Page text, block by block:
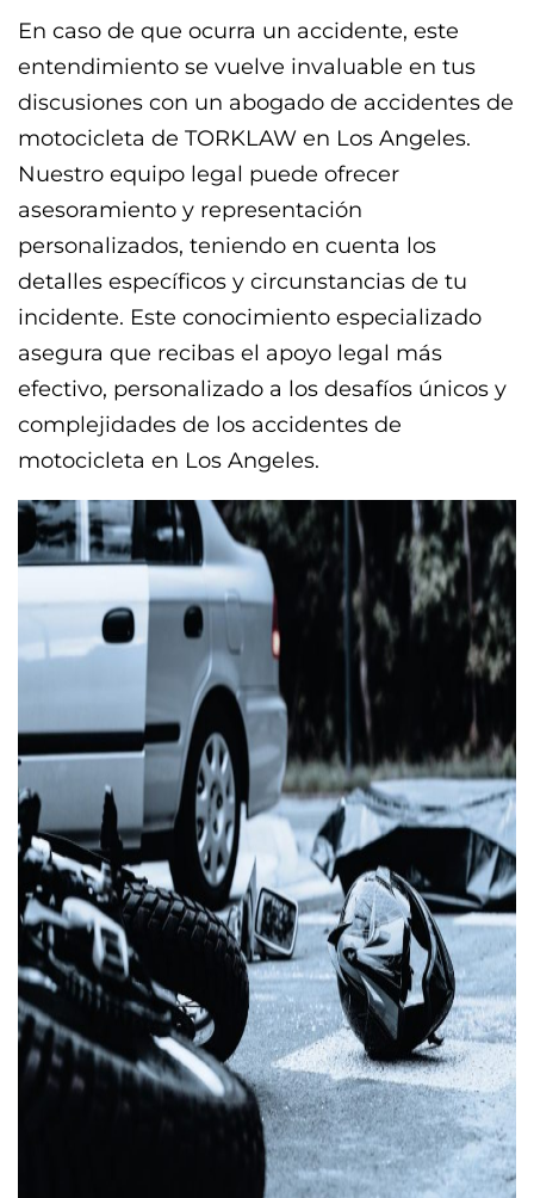
En caso de que ocurra un accidente, este
entendimiento se vuelve invaluable en tus
discusiones con un abogado de accidentes de
motocicleta de TORKLAW en Los Angeles.
Nuestro equipo legal puede ofrecer
asesoramiento y representación
personalizados, teniendo en cuenta los
detalles específicos y circunstancias de tu
incidente. Este conocimiento especializado
asegura que recibas el apoyo legal más
efectivo, personalizado a los desafíos únicos y
complejidades de los accidentes de
motocicleta en Los Angeles.